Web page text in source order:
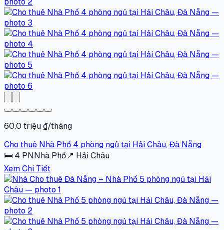
60.0 triệu ₫/tháng
Cho thuê Nhà Phố 4 phòng ngủ tại Hải Châu, Đà Nẵng
🛏 4 PNNhà Phố📍 Hải Châu
Xem Chi Tiết